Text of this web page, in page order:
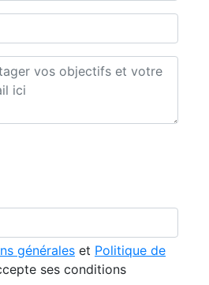
générales et Politique de
ses conditions